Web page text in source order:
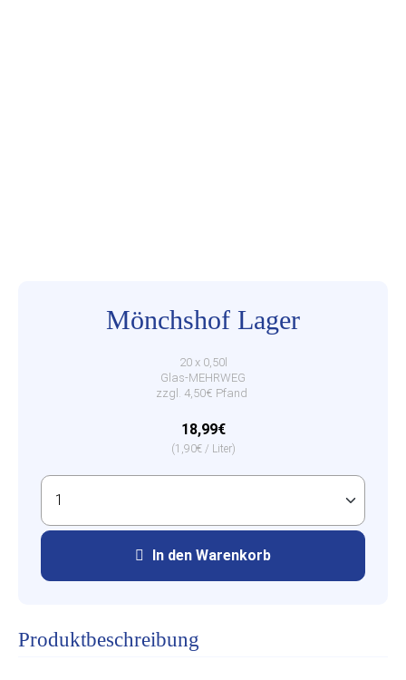
Mönchshof Lager
20 x 0,50l
Glas-MEHRWEG
zzgl. 4,50€ Pfand
18,99€
(1,90€ / Liter)
In den Warenkorb
Produktbeschreibung